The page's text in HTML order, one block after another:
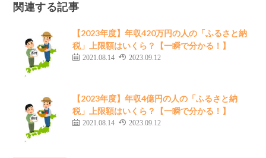
関連する記事
【2023年度】年収420万円の人の「ふるさと納
税」上限額はいくら？【一瞬で分かる！】
2021.08.14 2023.09.12
【2023年度】年収4億円の人の「ふるさと納
税」上限額はいくら？【一瞬で分かる！】
2021.08.14 2023.09.12